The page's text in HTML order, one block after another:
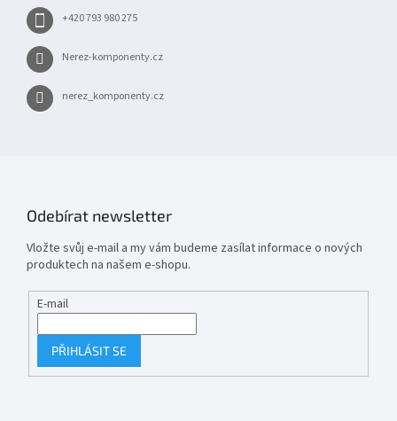
+420 793 980 275
Nerez-komponenty.cz
nerez_komponenty.cz
Odebírat newsletter
Vložte svůj e-mail a my vám budeme zasílat informace o nových
produktech na našem e-shopu.
E-mail
PŘIHLÁSIT SE